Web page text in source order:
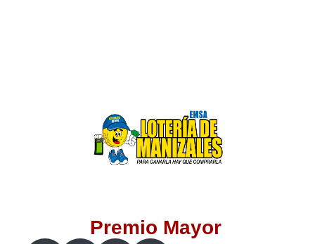
Lotería de Risaralda
Lotería de Santander
Premio Mayor